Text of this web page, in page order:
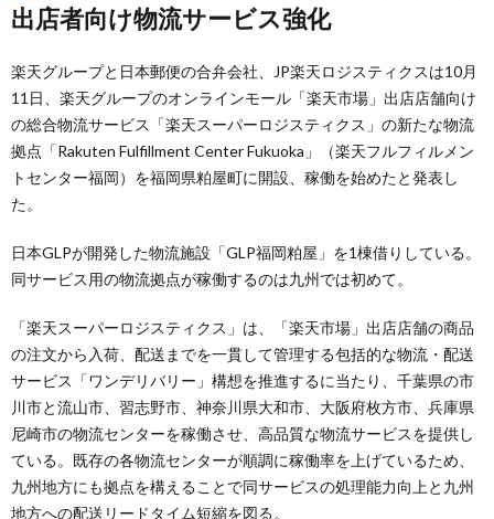
出店者向け物流サービス強化
楽天グループと日本郵便の合弁会社、JP楽天ロジスティクスは10月
11日、楽天グループのオンラインモール「楽天市場」出店店舗向け
の総合物流サービス「楽天スーパーロジスティクス」の新たな物流
拠点「Rakuten Fulfillment Center Fukuoka」（楽天フルフィルメン
トセンター福岡）を福岡県粕屋町に開設、稼働を始めたと発表し
た。
日本GLPが開発した物流施設「GLP福岡粕屋」を1棟借りしている。
同サービス用の物流拠点が稼働するのは九州では初めて。
「楽天スーパーロジスティクス」は、「楽天市場」出店店舗の商品
の注文から入荷、配送までを一貫して管理する包括的な物流・配送
サービス「ワンデリバリー」構想を推進するに当たり、千葉県の市
川市と流山市、習志野市、神奈川県大和市、大阪府枚方市、兵庫県
尼崎市の物流センターを稼働させ、高品質な物流サービスを提供し
ている。既存の各物流センターが順調に稼働率を上げているため、
九州地方にも拠点を構えることで同サービスの処理能力向上と九州
地方への配送リードタイム短縮を図る。